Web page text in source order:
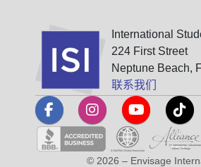
International
224 First Street
Neptune Beach,
联系我们
© 2026 – Envisage